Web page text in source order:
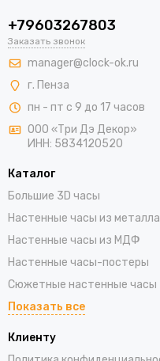
+79603267803
Заказать звонок
manager@clock-ok.ru
г. Пенза
пн - пт с 9 до 17 часов
ООО «Три Дэ Декор»
ИНН: 5834120520
Каталог
Большие 3D часы
Настенные часы из металла
Настенные часы из МДФ
Настенные часы-постеры
Сюжетные настенные часы
Показать все
Клиенту